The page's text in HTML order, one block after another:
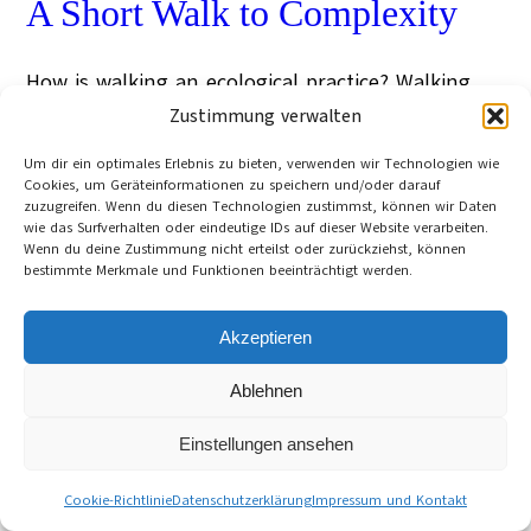
Zustimmung verwalten
Um dir ein optimales Erlebnis zu bieten, verwenden wir Technologien wie
Cookies, um Geräteinformationen zu speichern und/oder darauf
zuzugreifen. Wenn du diesen Technologien zustimmst, können wir Daten
wie das Surfverhalten oder eindeutige IDs auf dieser Website verarbeiten.
Wenn du deine Zustimmung nicht erteilst oder zurückziehst, können
bestimmte Merkmale und Funktionen beeinträchtigt werden.
Akzeptieren
Ablehnen
Einstellungen ansehen
Cookie-RichtlinieDatenschutzerklärungImpressum und Kontakt
A Short Walk to Complexity
How is walking an ecological practice? Walking
can make us perceptive and open us up to an
life.
David Haley
Manchester (UK)
15. Juli 2010
Category:English articles
Ökologie
Cookie-Richtlinie (EU)Datenschutzerklärung
Cultura21 International Webseite